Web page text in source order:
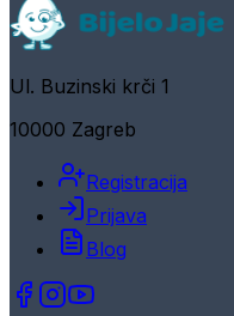
Ul. Buzinski krči 1
10000 Zagreb
Registracija
Prijava
Blog